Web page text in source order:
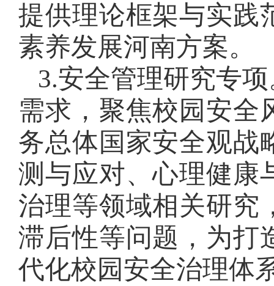
提供理论框架与实践
素养发展河南方案。
3.安全管理研究专
需求，聚焦校园安全
务总体国家安全观战
测与应对、心理健康
治理等领域相关研究
滞后性等问题，为打
代化校园安全治理体